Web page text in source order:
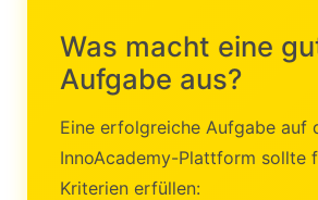
Was macht eine
Aufgabe aus?
Eine erfolgreiche Aufgabe auf
InnoAcademy-Plattform sollte
Kriterien erfüllen: